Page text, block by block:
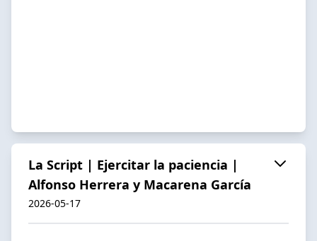
La Script | Ejercitar la paciencia |
Alfonso Herrera y Macarena García
2026-05-17